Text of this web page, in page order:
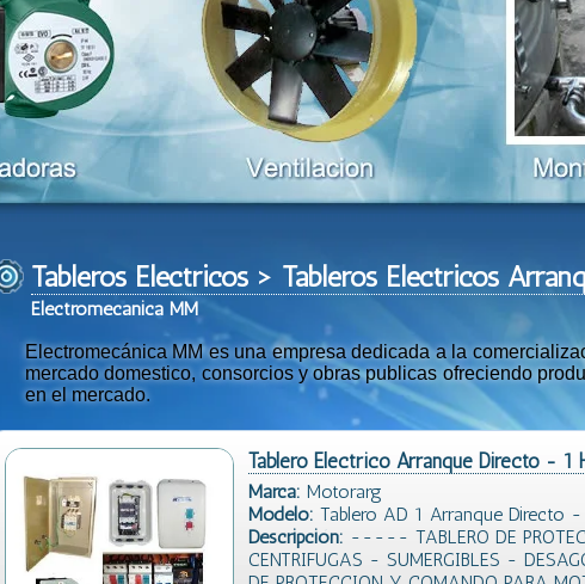
Tableros Electricos > Tableros Electricos
Electromecanica MM
Electromecánica MM es una empresa dedicada a la
mercado domestico, consorcios y obras publicas ofreciendo
en el mercado.
Tablero Electrico Arranque Directo - 1
Marca: Motorarg
Modelo: Tablero AD 1 Arranque Directo
Descripción: ----- TABLERO DE
CENTRIFUGAS - SUMERGIBLES -